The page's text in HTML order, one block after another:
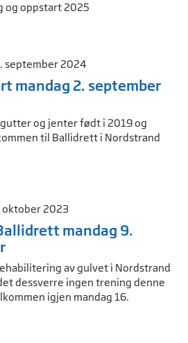
og oppstart 2025
september 2024
mandag 2. september
og jenter født i 2019 og
til Ballidrett i Nordstrand
oktober 2023
mandag 9.
av gulvet i Nordstrand
dessverre ingen trening denne
igjen mandag 16.